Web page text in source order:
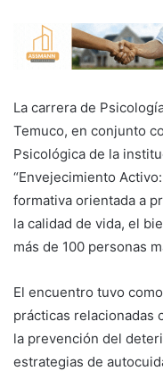
La carrera de
Temuco, en conjunto
Psicológica de la
“Envejecimiento
formativa orientada a
la calidad de vida, el
más de 100 personas
El encuentro tuvo
prácticas relacionadas
la prevención del
estrategias de